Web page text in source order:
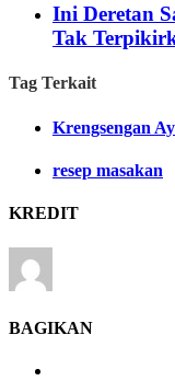
Ini Deretan
Tak
Tag Terkait
Krengsengan
resep masakan
KREDIT
BAGIKAN